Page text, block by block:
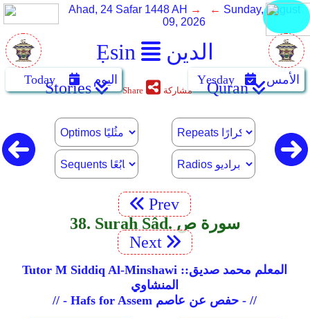
Ẹsin الدين
Ahad, 24 Safar 1448 AH → ← Sunday, August
09, 2026
Today اليوم Yẹsday الأمس Stories Share مشاركة Quran
Prev
38. Surah Sâd. سورة ص
Next
Tutor M Siddiq Al-Minshawi ::المعلم محمد صديق
المنشاوي
// - Hafs for Assem حفص عن عاصم - //